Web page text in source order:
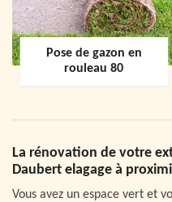
Pose de gazon en
rouleau 80
La rénovation de votre
Daubert elagage à
Vous avez un espace vert et